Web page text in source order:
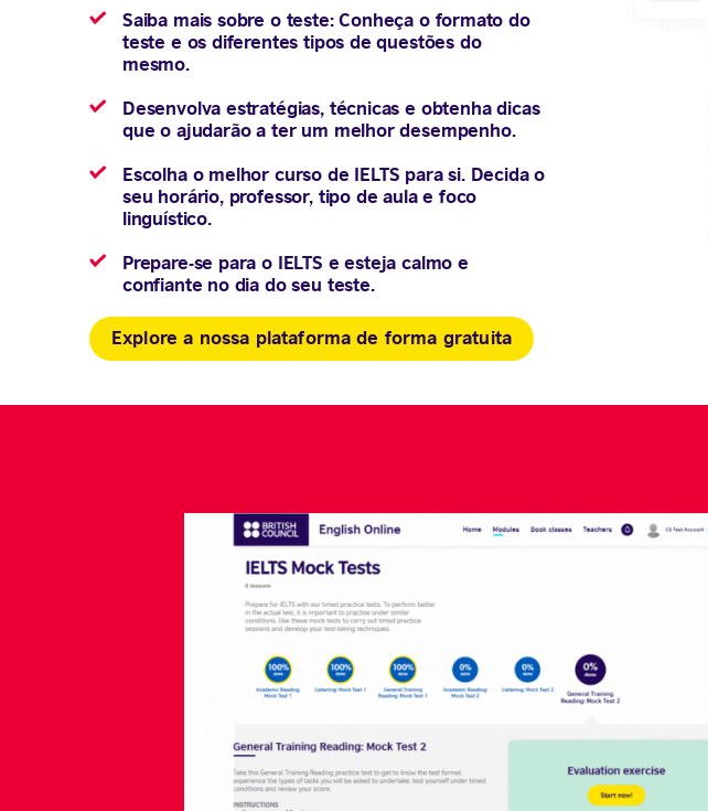
Saiba mais sobre o teste: Conheça o formato do
teste e os diferentes tipos de questões do
mesmo.
Desenvolva estratégias, técnicas e obtenha dicas
que o ajudarão a ter um melhor desempenho.
Escolha o melhor curso de IELTS para si. Decida o
seu horário, professor, tipo de aula e foco
linguístico.
Prepare-se para o IELTS e esteja calmo e
confiante no dia do seu teste.
Explore a nossa plataforma de forma gratuita